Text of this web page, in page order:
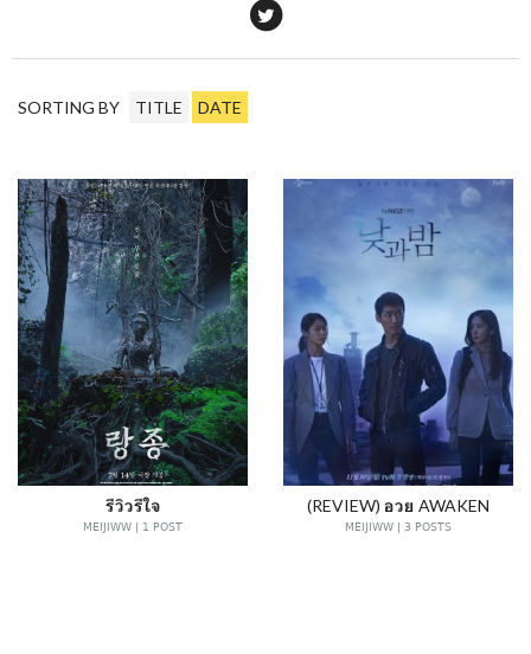
SORTING BY TITLE DATE
รีวิวรีใจ
MEIJIWW | 1 POST
(REVIEW) อวย AWAKEN
MEIJIWW | 3 POSTS